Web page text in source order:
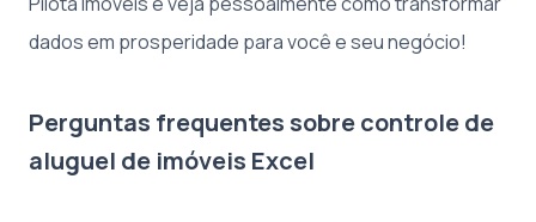
dados em prosperidade para você e seu negócio!
Perguntas frequentes sobre controle de
aluguel de imóveis Excel